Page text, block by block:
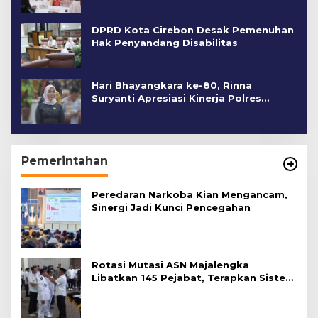
DPRD Kota Cirebon Desak Pemenuhan
Hak Penyandang Disabilitas
Hari Bhayangkara ke-80, Rinna
Suryanti Apresiasi Kinerja Polres
Pemerintahan
Peredaran Narkoba Kian Mengancam,
Sinergi Jadi Kunci Pencegahan
Rotasi Mutasi ASN Majalengka
Libatkan 145 Pejabat, Terapkan Sistem